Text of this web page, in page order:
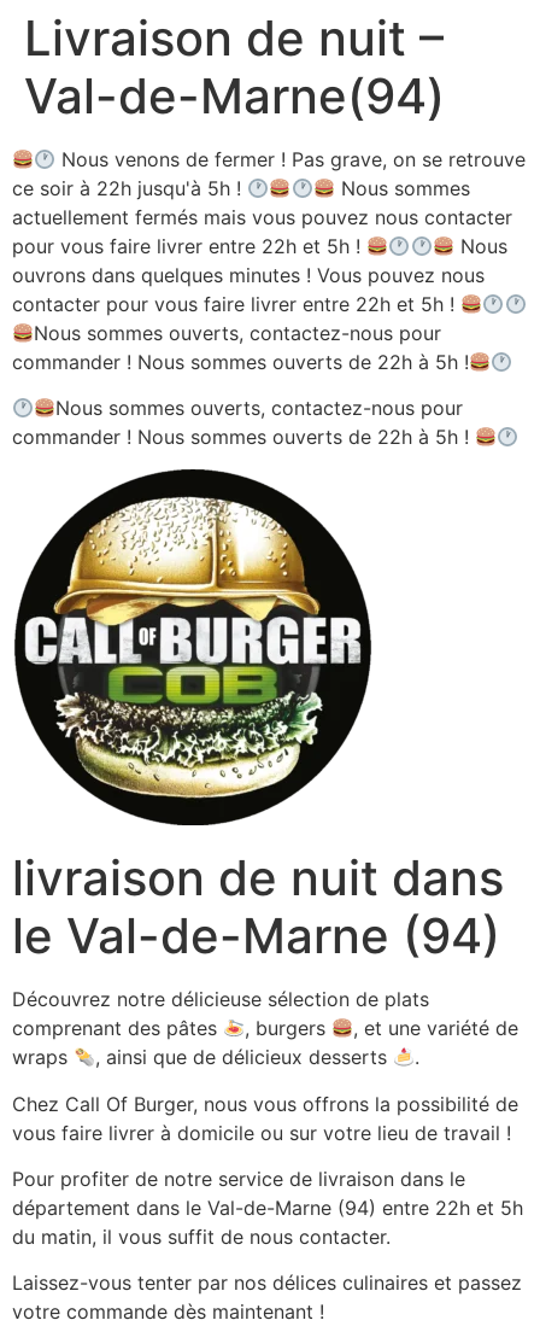
Aller
contenu
Livraison de nuit –
Val-de-Marne(94)
Nous venons de fermer ! Pas grave, on se retrouve
ce soir à 22h jusqu'à 5h !
Nous sommes
actuellement fermés mais vous pouvez nous contacter
pour vous faire livrer entre 22h et 5h !
Nous
ouvrons dans quelques minutes ! Vous pouvez nous
contacter pour vous faire livrer entre 22h et 5h !
Nous sommes ouverts, contactez-nous pour
commander ! Nous sommes ouverts de 22h à 5h !
Nous sommes ouverts, contactez-nous pour
commander ! Nous sommes ouverts de 22h à 5h !
livraison de nuit dans
le Val-de-Marne (94)
Découvrez notre délicieuse sélection de plats
comprenant des pâtes
, burgers
, et une variété de
wraps
, ainsi que de délicieux desserts
.
Chez Call Of Burger, nous vous offrons la possibilité de
vous faire livrer à domicile ou sur votre lieu de travail !
Pour profiter de notre service de livraison dans le
département dans le Val-de-Marne (94) entre 22h et 5h
du matin, il vous suffit de nous contacter.
Laissez-vous tenter par nos délices culinaires et passez
votre commande dès maintenant !